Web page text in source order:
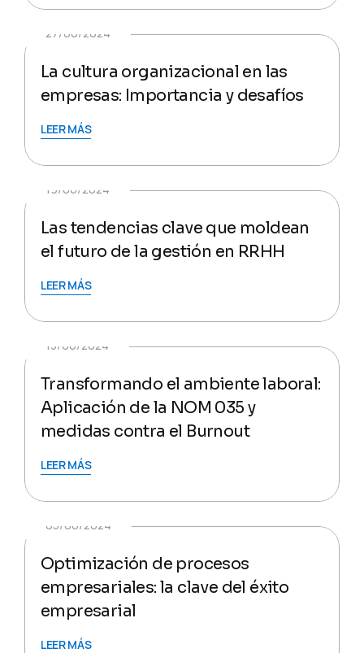
27/06/2024
La cultura organizacional en las
empresas: Importancia y desafíos
LEER MÁS
19/06/2024
Las tendencias clave que moldean
el futuro de la gestión en RRHH
LEER MÁS
13/06/2024
Transformando el ambiente laboral:
Aplicación de la NOM 035 y
medidas contra el Burnout
LEER MÁS
05/06/2024
Optimización de procesos
empresariales: la clave del éxito
empresarial
LEER MÁS